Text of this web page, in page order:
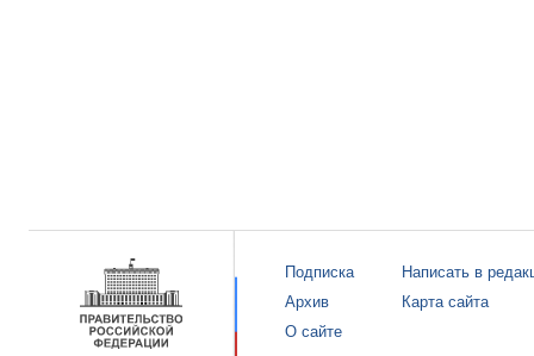
Подписка
Архив
О сайте
Написать в
Карта сайта